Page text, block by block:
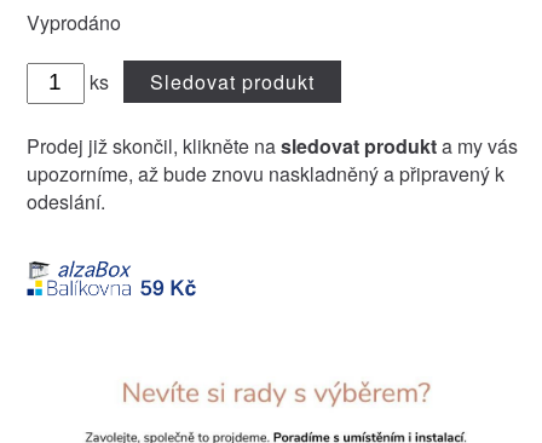
Vyprodáno
ks Sledovat produkt
Prodej již skončil, klikněte nasledovat produkta my vás
upozorníme, až bude znovu naskladněný a připravený k
odeslání.